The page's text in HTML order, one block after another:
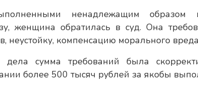
ненадлежащим образом
женщина обратилась в суд. Она
неустойку, компенсацию морального
дела сумма требований была
более 500 тысяч рублей за якобы